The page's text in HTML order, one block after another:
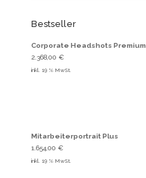
Bestseller
Corporate Headshots Premium
2.368,00 €
inkl. 19 % MwSt.
Mitarbeiterportrait Plus
1.654,00 €
inkl. 19 % MwSt.